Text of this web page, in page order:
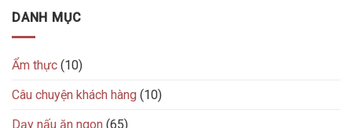
DANH MỤC
Ẩm thực (10)
Câu chuyện khách hàng (10)
Dạy nấu ăn ngon (65)